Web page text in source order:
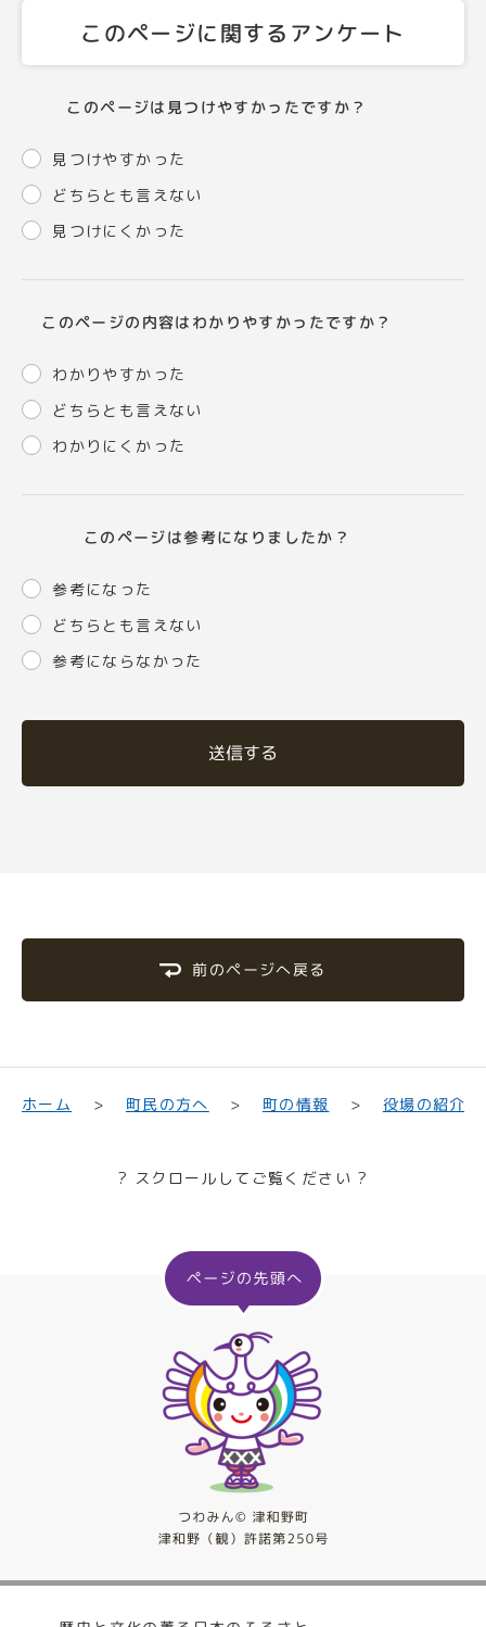
このページに関するアンケート
このページは見つけやすかったですか？
見つけやすかった
どちらとも言えない
見つけにくかった
このページの内容はわかりやすかったですか？
わかりやすかった
どちらとも言えない
わかりにくかった
このページは参考になりましたか？
参考になった
どちらとも言えない
参考にならなかった
送信する
前のページへ戻る
ホーム 町民の方へ 町の情報 役場の紹介
? スクロールしてご覧ください ?